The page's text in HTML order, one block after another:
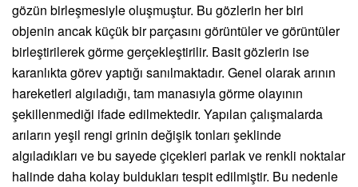
gözün birleşmesiyle oluşmuştur. Bu gözlerin her biri
objenin ancak küçük bir parçasını görüntüler ve görüntüler
birleştirilerek görme gerçekleştirilir. Basit gözlerin ise
karanlıkta görev yaptığı sanılmaktadır. Genel olarak arının
hareketleri algıladığı, tam manasıyla görme olayının
şekillenmediği ifade edilmektedir. Yapılan çalışmalarda
arıların yeşil rengi grinin değişik tonları şeklinde
algıladıkları ve bu sayede çiçekleri parlak ve renkli noktalar
halinde daha kolay buldukları tespit edilmiştir. Bu nedenle